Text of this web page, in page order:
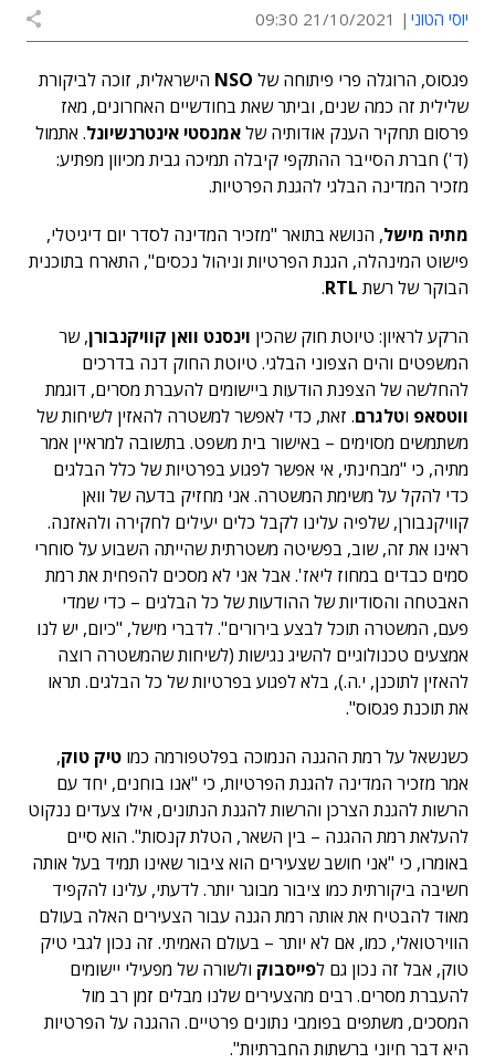
יוסי הטוני 21/10/2021 09:30
פגסוס, הרוגלה פרי פיתוחה של NSO הישראלית, זוכה לביקורת
שלילית זה כמה שנים, וביתר שאת בחודשיים האחרונים, מאז
פרסום תחקיר הענק אודותיה שלאמנסטי אינטרנשיונל. אתמול
(ד') חברת הסייבר ההתקפי קיבלה תמיכה גבית מכיוון מפתיע:
מזכיר המדינה הבלגי להגנת הפרטיות.
מתיה מישל, הנושא בתואר "מזכיר המדינה לסדר יום דיגיטלי,
פישוט המינהלה, הגנת הפרטיות וניהול נכסים", התארח בתוכנית
הבוקר של רשת RTL
.
הרקע לראיון: טיוטת חוק שהכין וינסנט וואן קוויקנבורן, שר
המשפטים והים הצפוני הבלגי. טיוטת החוק דנה בדרכים
להחלשה של הצפנת הודעות ביישומים להעברת מסרים, דוגמת
ווטסאפ וטלגרם. זאת, כדי לאפשר למשטרה להאזין לשיחות של
משתמשים מסוימים – באישור בית משפט. בתשובה למראיין אמר
מתיה, כי "מבחינתי, אי אפשר לפגוע בפרטיות של כלל הבלגים
כדי להקל על משימת המשטרה. אני מחזיק בדעה של וואן
קוויקנבורן, שלפיה עלינו לקבל כלים יעילים לחקירה ולהאזנה.
ראינו את זה, שוב, בפשיטה משטרתית שהייתה השבוע על סוחרי
סמים כבדים במחוז ליאז'. אבל אני לא מסכים להפחית את רמת
האבטחה והסודיות של ההודעות של כל הבלגים – כדי שמדי
פעם, המשטרה תוכל לבצע בירורים". לדברי מישל, "כיום, יש לנו
אמצעים טכנולוגיים להשיג נגישות (לשיחות שהמשטרה רוצה
להאזין לתוכנן, י.ה.), בלא לפגוע בפרטיות של כל הבלגים. תראו
את תוכנת פגסוס".
כשנשאל על רמת ההגנה הנמוכה בפלטפורמה כמו טיק טוק,
אמר מזכיר המדינה להגנת הפרטיות, כי "אנו בוחנים, יחד עם
הרשות להגנת הצרכן והרשות להגנת הנתונים, אילו צעדים ננקוט
להעלאת רמת ההגנה – בין השאר, הטלת קנסות". הוא סיים
באומרו, כי "אני חושב שצעירים הוא ציבור שאינו תמיד בעל אותה
חשיבה ביקורתית כמו ציבור מבוגר יותר. לדעתי, עלינו להקפיד
מאוד להבטיח את אותה רמת הגנה עבור הצעירים האלה בעולם
הווירטואלי, כמו, אם לא יותר – בעולם האמיתי. זה נכון לגבי טיק
טוק, אבל זה נכון גם לפייסבוק ולשורה של מפעילי יישומים
להעברת מסרים. רבים מהצעירים שלנו מבלים זמן רב מול
המסכים, משתפים בפומבי נתונים פרטיים. ההגנה על הפרטיות
היא דבר חיוני ברשתות החברתיות".